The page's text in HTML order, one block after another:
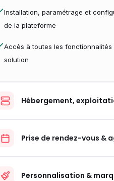
Installation, paramétrage et
de la plateforme
Accès à toutes les fonctionnalités
solution
Hébergement,
Prise de rendez-vous &
Personnalisation &